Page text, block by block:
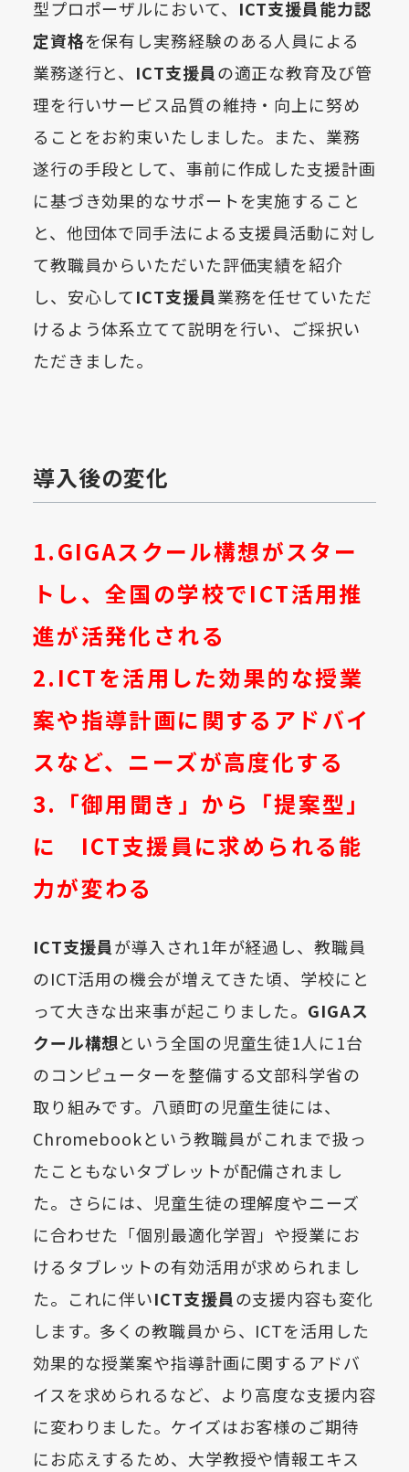
型プロポーザルにおいて、 ICT支援員能力認
定資格を保有し実務経験のある人員による
業務遂行と、 ICT支援員の適正な教育及び管
理を行いサービス品質の維持・向上に努め
ることをお約束いたしました。また、業務
遂行の手段として、事前に作成した支援計画
に基づき効果的なサポートを実施すること
と、他団体で同手法による支援員活動に対し
て教職員からいただいた評価実績を紹介
し、安心してICT支援員業務を任せていただ
けるよう体系立てて説明を行い、ご採択い
ただきました。
導入後の変化
1.GIGAスクール構想がスター
トし、全国の学校でICT活用推
進が活発化される
2.ICTを活用した効果的な授業
案や指導計画に関するアドバイ
スなど、ニーズが高度化する
3.「御用聞き」から「提案型」
に ICT支援員に求められる能
力が変わる
ICT支援員が導入され1年が経過し、教職員
のICT活用の機会が増えてきた頃、学校にと
って大きな出来事が起こりました。 GIGAス
クール構想という全国の児童生徒1人に1台
のコンピューターを整備する文部科学省の
取り組みです。八頭町の児童生徒には、
Chromebookという教職員がこれまで扱っ
たこともないタブレットが配備されまし
た。さらには、児童生徒の理解度やニーズ
に合わせた「個別最適化学習」や授業にお
けるタブレットの有効活用が求められまし
た。これに伴いICT支援員の支援内容も変化
します。多くの教職員から、ICTを活用した
効果的な授業案や指導計画に関するアドバ
イスを求められるなど、より高度な支援内容
に変わりました。ケイズはお客様のご期待
にお応えするため、大学教授や情報エキス